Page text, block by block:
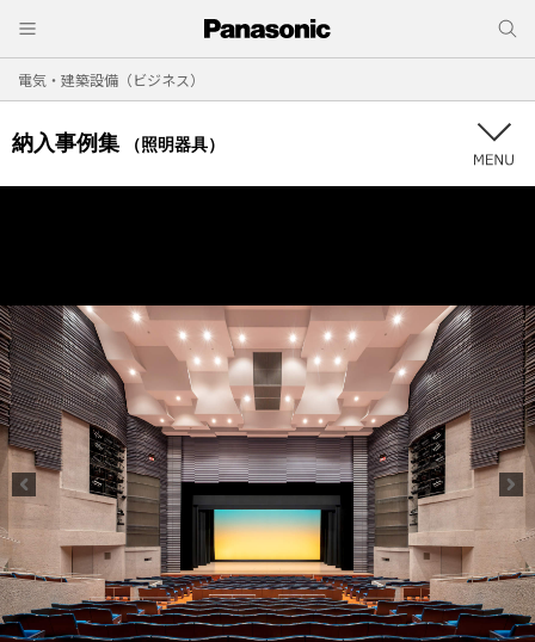
電気・建築設備（ビジネス）
納入事例集 （照明器具）